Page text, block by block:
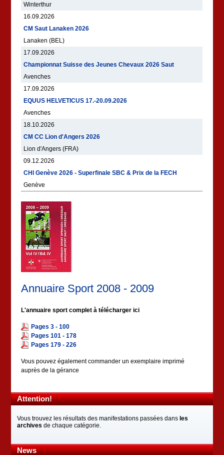
Winterthur
16.09.2026
CM Saut Lanaken 2026
Lanaken (BEL)
17.09.2026
Championnat Suisse des Jeunes Chevaux 2026 Saut
Avenches
17.09.2026
EQUUS HELVETICUS 17.-20.09.2026
Avenches
18.10.2026
CM CC Lion d'Angers 2026
Lion d'Angers (FRA)
09.12.2026
CHI Genève 2026 - Superfinale SBC & Prix de la FECH
Genève
Annuaire Sport 2008 - 2009
L'annuaire sport complet à télécharger ici
Pages 3 - 100
Pages 101 - 178
Pages 179 - 226
Vous pouvez également commander un exemplaire imprimé
auprès de la gérance
Attention!
Vous trouvez les résultats des manifestations passées dans les
archives de chaque catégorie.
News